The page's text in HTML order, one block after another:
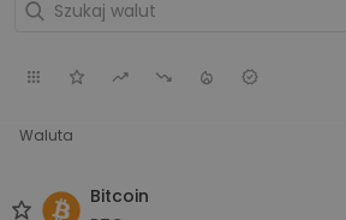
Waluta
Bitcoin